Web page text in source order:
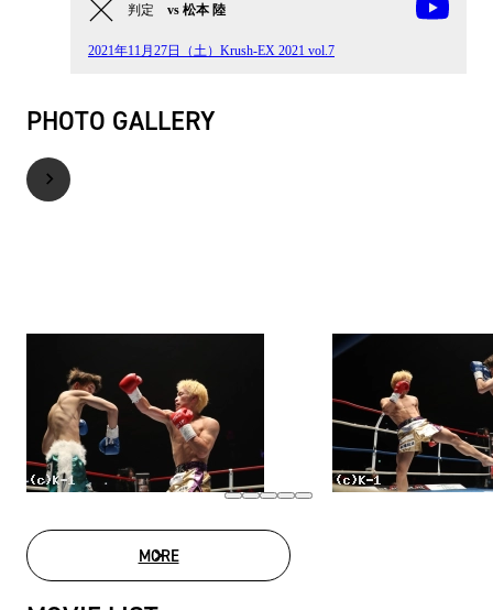
判定 vs 松本 陸
2021年11月27日（土）Krush-EX 2021 vol.7
PHOTO GALLERY
MOREPHOTO GALLERY